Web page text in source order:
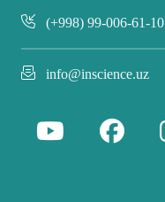
(+998) 99-006-61-10
info@inscience.uz